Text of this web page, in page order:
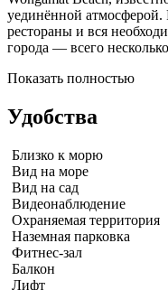
уединённой атмосферой.
рестораны и вся
города — всего
Показать полностью
Удобства
Близко к морю
Вид на море
Вид на сад
Видеонаблюдение
Охраняемая территория
Наземная парковка
Фитнес-зал
Балкон
Лифт